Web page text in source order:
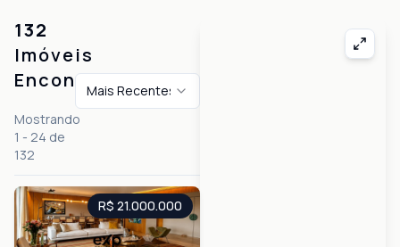
132
Imóveis
Encontrados
Mostrando
1 - 24 de
132
Mais Recentes
R$ 21.000.000